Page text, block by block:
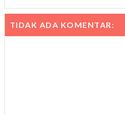
TIDAK ADA KOMENTAR: